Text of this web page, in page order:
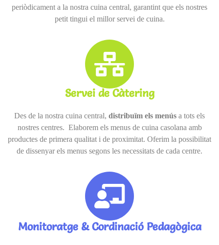
periòdicament a la nostra cuina central, garantint que els nostres
petit tingui el millor servei de cuina.
Servei de Càtering
Des de la nostra cuina central, distribuïm els menús a tots els
nostres centres. Elaborem els menus de cuina casolana amb
productes de primera qualitat i de proximitat. Oferim la possibilitat
de dissenyar els menus segons les necessitats de cada centre.
Monitoratge & Cordinació Pedagògica